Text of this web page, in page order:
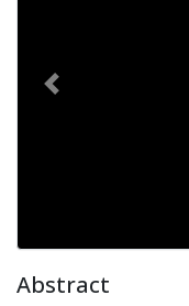
Previous
Abstract